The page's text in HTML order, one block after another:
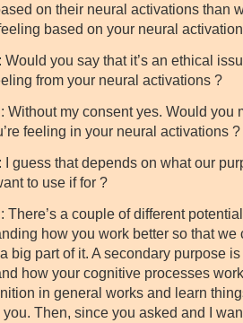
on their neural activations than
based on your neural
Would you say that it’s an ethical
from your neural activations ?
Without my consent yes. Would you
feeling in your neural activations ?
I guess that depends on what our
to use if for ?
There’s a couple of different
how you work better so that
big part of it. A secondary purpose
how your cognitive processes
in general works and learn
Then, since you asked and I